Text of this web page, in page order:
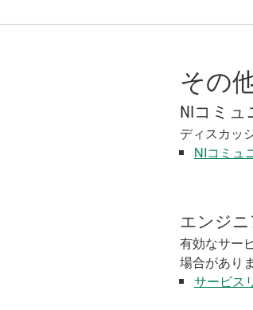
その
NIコミュ
ディスカッ
NIコミュ
エンジ
有効なサー
場合があり
サービス